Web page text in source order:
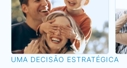
UMA DECISÃO ESTRATÉGICA